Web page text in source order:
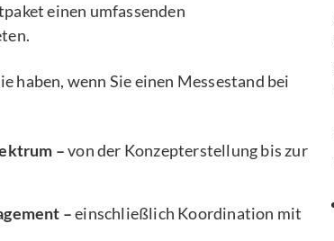
einen umfassenden
haben, wenn Sie einen Messestand bei
–von der Konzepterstellung bis zur
–einschließlich Koordination mit